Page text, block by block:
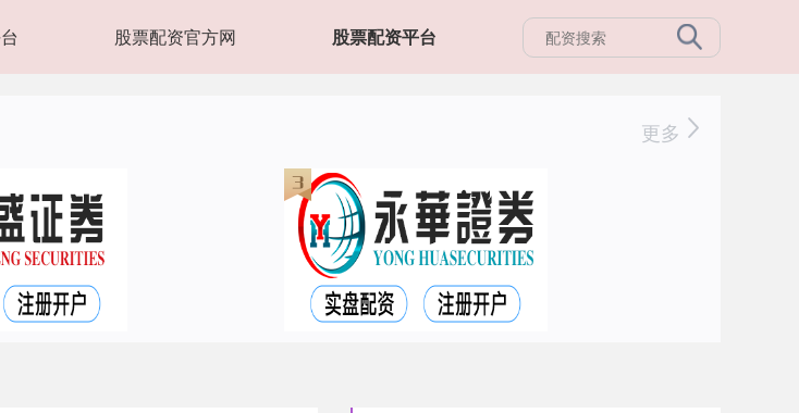
股票配资官方网 股票配资平台
更多